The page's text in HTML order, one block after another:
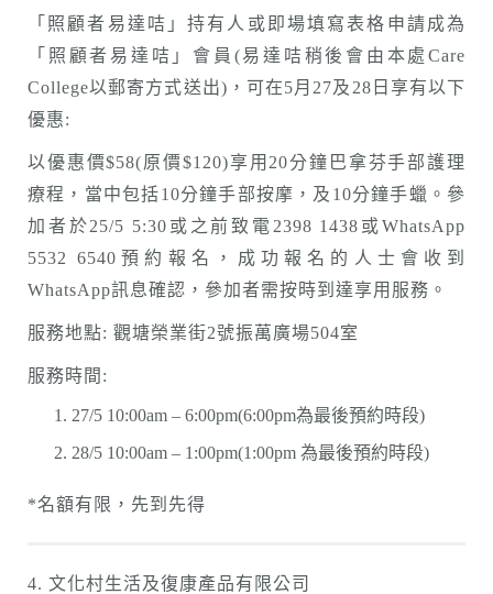
「照顧者易達咭」持有人或即場填寫表格申請成為
「照顧者易達咭」會員(易達咭稍後會由本處Care
College以郵寄方式送出)，可在5月27及28日享有以下
優惠:
以優惠價$58(原價$120)享用20分鐘巴拿芬手部護理
療程，當中包括10分鐘手部按摩，及10分鐘手蠟。參
加者於25/5 5:30或之前致電2398 1438或WhatsApp
5532 6540預約報名，成功報名的人士會收到
WhatsApp訊息確認，參加者需按時到達享用服務。
服務地點: 觀塘榮業街2號振萬廣場504室
服務時間:
27/5 10:00am – 6:00pm(6:00pm為最後預約時段)
28/5 10:00am – 1:00pm(1:00pm 為最後預約時段)
*名額有限，先到先得
4. 文化村生活及復康產品有限公司